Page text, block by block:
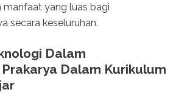
manfaat yang luas bagi
secara keseluruhan.
Dalam
Dalam Kurikulum